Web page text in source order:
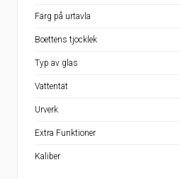
Färg på urtavla
Boettens tjocklek
Typ av glas
Vattentät
Urverk
Extra Funktioner
Kaliber